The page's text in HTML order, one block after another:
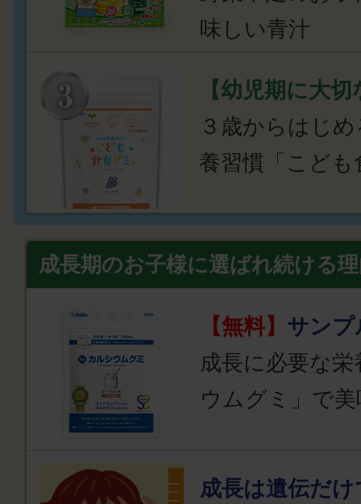
味しい青汁
【幼児期に大
３歳からはじ
養習慣「こども
成長期のお子様に選ばれ続ける
【無料】 サンプ
成長に必要な
ウムグミ」で
成長は遺伝だ